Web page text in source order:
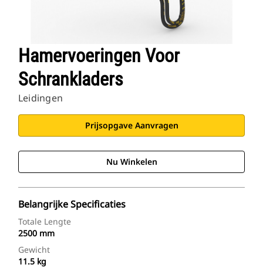
Hamervoeringen Voor
Schrankladers
Leidingen
Prijsopgave Aanvragen
Nu Winkelen
Belangrijke Specificaties
Totale Lengte
2500 mm
Gewicht
11.5 kg